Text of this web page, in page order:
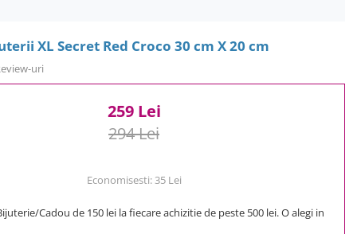
XL Secret Red Croco 30 cm X 20 cm
uri
259 Lei
294 Lei
Economisesti:35 Lei
Cadou de 150 lei la fiecare achizitie de peste 500 lei. O alegi in